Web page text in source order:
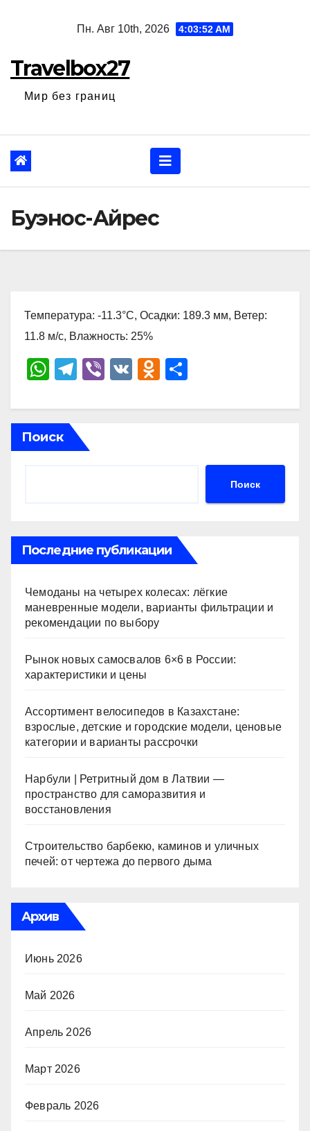
Пн. Авг 10th, 2026 4:03:53 AM
Travelbox27
Мир без границ
Буэнос-Айрес
Температура: -11.3°C, Осадки: 189.3 мм, Ветер:
11.8 м/с, Влажность: 25%
W
at
s
A
T
e
gr
a
Vi
er
V
O
n
ki
р
ть
Поиск
Поиск
Последние публикации
Чемоданы на четырех колесах: лёгкие
маневренные модели, варианты фильтрации и
рекомендации по выбору
Рынок новых самосвалов 6×6 в России:
характеристики и цены
Ассортимент велосипедов в Казахстане:
взрослые, детские и городские модели, ценовые
категории и варианты рассрочки
Нарбули | Ретритный дом в Латвии —
пространство для саморазвития и
восстановления
Строительство барбекю, каминов и уличных
печей: от чертежа до первого дыма
Архив
Июнь 2026
Май 2026
Апрель 2026
Март 2026
Февраль 2026